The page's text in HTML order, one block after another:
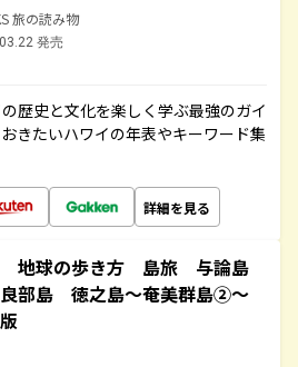
旅の読み物
発売
歴史と文化を楽しく学ぶ最強のガイ
きたいハワイの年表やキーワード集
詳細を見る
地球の歩き方 島旅 与論島
部島 徳之島～奄美群島②～